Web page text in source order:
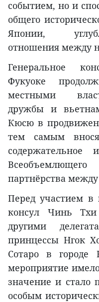
событием, но и
общего
Японии,
отношения между
Генеральное
Фукуоке
местными
дружбы и
Кюсю в
тем самым
содержательное
партнёрства
Перед участием в
консул Чинь
другими
принцессы Нгок
Сотаро в городе
мероприятие
значение и стало
особым